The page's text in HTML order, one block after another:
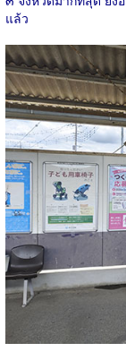
แล้ว